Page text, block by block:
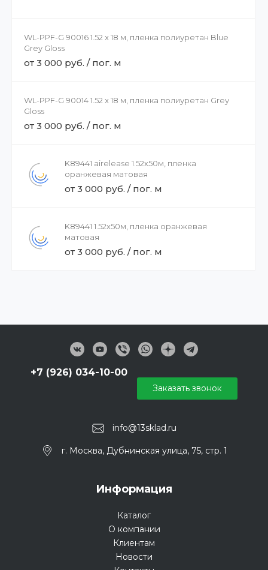
WL-PPF-G 90016 1.52 x 18 м, пленка полиуретан Blue
Grey Gloss
от 3 000 руб. / пог. м
WL-PPF-G 90014 1.52 x 18 м, пленка полиуретан Grey
Gloss
от 3 000 руб. / пог. м
K89441 airelease 1.52х50м, пленка
оранжевая матовая
от 3 000 руб. / пог. м
K89441 1.52х50м, пленка оранжевая
матовая
от 3 000 руб. / пог. м
info@13sklad.ru
+7 (926) 034-10-00
г. Москва, Дубнинская улица, 75, стр. 1
Заказать звонок
Информация
Каталог
О компании
Клиентам
Новости